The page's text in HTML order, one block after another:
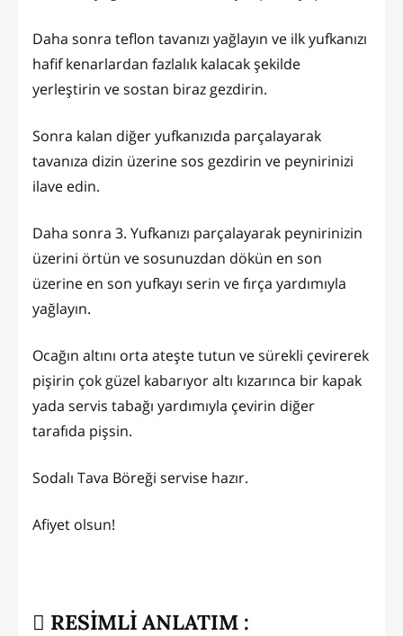
Daha sonra teflon tavanızı yağlayın ve ilk yufkanızı
hafif kenarlardan fazlalık kalacak şekilde
yerleştirin ve sostan biraz gezdirin.
Sonra kalan diğer yufkanızıda parçalayarak
tavanıza dizin üzerine sos gezdirin ve peynirinizi
ilave edin.
Daha sonra 3. Yufkanızı parçalayarak peynirinizin
üzerini örtün ve sosunuzdan dökün en son
üzerine en son yufkayı serin ve fırça yardımıyla
yağlayın.
Ocağın altını orta ateşte tutun ve sürekli çevirerek
pişirin çok güzel kabarıyor altı kızarınca bir kapak
yada servis tabağı yardımıyla çevirin diğer
tarafıda pişsin.
Sodalı Tava Böreği servise hazır.
Afiyet olsun!
RESİMLİ ANLATIM :